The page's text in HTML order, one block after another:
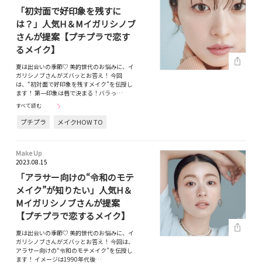
「初対面で好印象を残すに
は？」人気H＆Mイガリシノブ
さんが提案【プチプラで恋す
るメイク】
夏は出会いの季節♡ 美的世代のお悩みに、イ
ガリシノブさんがズバッとお答え！ 今回
は、“初対面で好印象を残すメイク”を伝授し
ます！ 第一印象は唇で決まる！バラっ…
すべて読む
プチプラ メイクHOW TO
Make Up
2023.08.15
「アラサー向けの“令和のモテ
メイク”が知りたい」人気H＆
Mイガリシノブさんが提案
【プチプラで恋するメイク】
夏は出会いの季節♡ 美的世代のお悩みに、イ
ガリシノブさんがズバッとお答え！ 今回は、
アラサー向けの“令和のモテメイク”を伝授し
ます！ イメージは1990年代後…